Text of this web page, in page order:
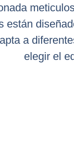
están
a
elegir el